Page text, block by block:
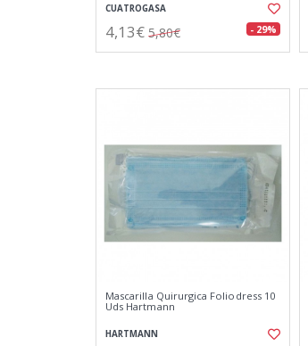
CUATROGASA
4,13€ 5,80€ - 29%
Mascarilla Quirurgica Foliodress 10
Uds Hartmann
HARTMANN